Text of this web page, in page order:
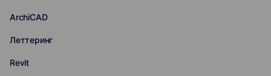
ArchiCAD
Леттеринг
Revit